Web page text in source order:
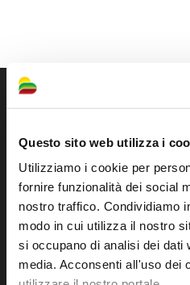
Questo sito web utilizza i
Utilizziamo i cookie per
fornire funzionalità dei social
nostro traffico. Condividiamo
modo in cui utilizza il nostro
si occupano di analisi dei dati
media. Acconsenti all'uso dei
Official tourist
Municipalities of
48012
Tel. +39